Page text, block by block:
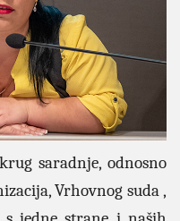
saradnje, odnosno
Vrhovnog suda ,